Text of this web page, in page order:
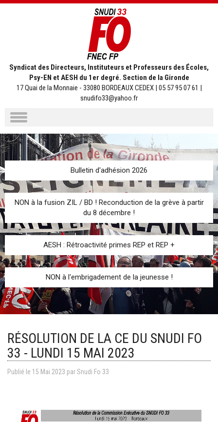
Syndicat des Directeurs, Instituteurs et Professeurs des Écoles,
Psy-EN et AESH du 1er degré. Section de la Gironde
17 Quai de la Monnaie - 33080 BORDEAUX CEDEX | 05 57 95 07 61 |
snudifo33@yahoo.fr
Aller
au
contenu
Bulletin d'adhésion 2026
NON à la fusion ZIL / BD ! Reconduction de la grève à partir
du 8 décembre !
AESH : Rétroactivité primes REP et REP +
NON à l'embrigadement de la jeunesse !
RÉSOLUTION DE LA CE DU SNUDI FO
33 - LUNDI 15 MAI 2023
Publié le 15 Mai 2023 parSnudi Fo 33